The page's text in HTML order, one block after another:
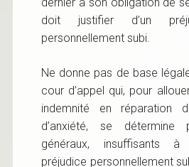
doit justifier d’un
personnellement subi.
Ne donne pas de base
cour d’appel qui, pour
indemnité en réparation
d’anxiété, se
généraux, insuffisants
préjudice personnellement